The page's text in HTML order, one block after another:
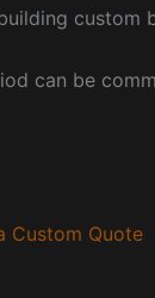
custom
can be
Custom Quote